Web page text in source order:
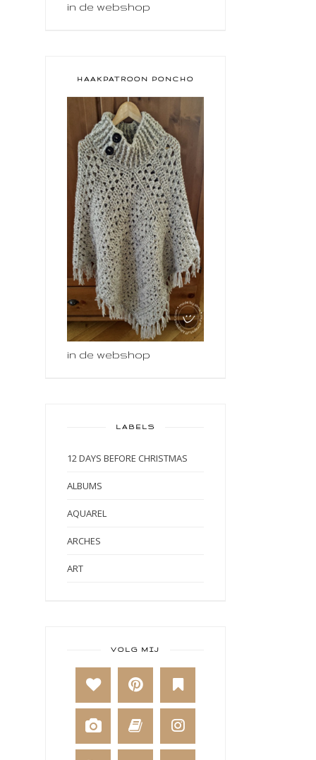
in de webshop
HAAKPATROON PONCHO
in de webshop
LABELS
12 DAYS BEFORE CHRISTMAS
ALBUMS
AQUAREL
ARCHES
ART
BAKKEN
BEESTENBOEL
BOEKEN
VOLG MIJ